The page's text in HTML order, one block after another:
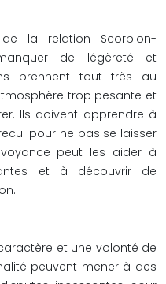
la relation Scorpion-
de légèreté et
prennent tout très au
trop pesante et
Ils doivent apprendre à
pour ne pas se laisser
voyance peut les aider à
et à découvrir de
et une volonté de
peuvent mener à des